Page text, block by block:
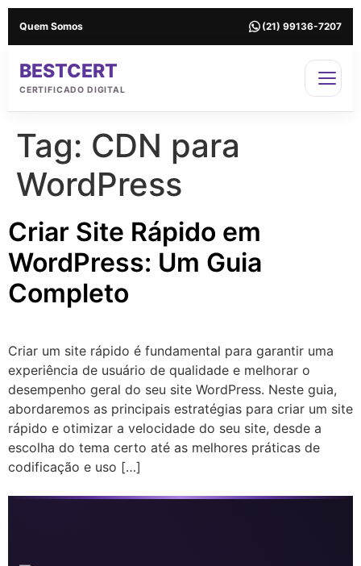
Quem Somos (21) 99136-7207
BESTCERT
CERTIFICADO DIGITAL
Tag: CDN para
WordPress
Criar Site Rápido em
WordPress: Um Guia
Completo
Criar um site rápido é fundamental para garantir uma
experiência de usuário de qualidade e melhorar o
desempenho geral do seu site WordPress. Neste guia,
abordaremos as principais estratégias para criar um site
rápido e otimizar a velocidade do seu site, desde a
escolha do tema certo até as melhores práticas de
codificação e uso […]